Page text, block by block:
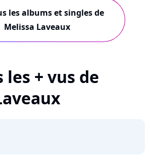
les albums et singles de
Melissa Laveaux
+ vus de